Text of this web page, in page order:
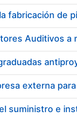
fabricación de
suministro e